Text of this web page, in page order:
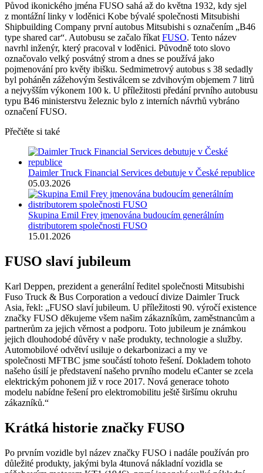
Původ ikonického jména FUSO sahá až do května 1932, kdy sjel
z montážní linky v loděnici Kobe bývalé společnosti Mitsubishi
Shipbuilding Company první autobus Mitsubishi s označením „B46
type shared car“. Autobusu se začalo říkat FUSO. Tento název
navrhl inženýr, který pracoval v loděnici. Původně toto slovo
označovalo velký posvátný strom a dnes se používá jako
pojmenování pro květy ibišku. Sedmimetrový autobus s 38 sedadly
byl poháněn zážehovým šestiválcem se zdvihovým objemem 7 litrů
a nejvyšším výkonem 100 k. U příležitosti předání prvního autobusu
typu B46 ministerstvu železnic bylo z interních návrhů vybráno
označení FUSO.
Přečtěte si také
Daimler Truck Financial Services debutuje v České republice
05.03.2026
Skupina Emil Frey jmenována budoucím generálním
distributorem společnosti FUSO
15.01.2026
FUSO slaví jubileum
Karl Deppen, prezident a generální ředitel společnosti Mitsubishi
Fuso Truck & Bus Corporation a vedoucí divize Daimler Truck
Asia, řekl: „FUSO slaví jubileum. U příležitosti 90. výročí existence
značky FUSO děkujeme všem našim zákazníkům, zaměstnancům a
partnerům za jejich věrnost a podporu. Toto jubileum je známkou
jejich dlouhodobé důvěry v naše produkty, technologie a služby.
Automobilové odvětví usiluje o dekarbonizaci a my ve
společnosti MFTBC jsme součástí tohoto řešení. Dokladem tohoto
našeho úsilí je představení našeho prvního modelu eCanter se zcela
elektrickým pohonem již v roce 2017. Nová generace tohoto
modelu nabídne řešení pro elektromobilitu ještě širšímu okruhu
zákazníků.“
Krátká historie značky FUSO
Po prvním vozidle byl název značky FUSO i nadále používán pro
důležité produkty, jakými byla 4tunová nákladní vozidla se